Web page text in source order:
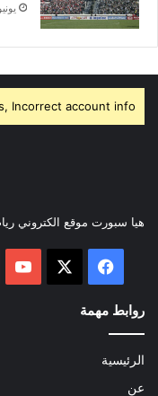
يونيو 23,
Incorrect account info.
هيا سبورت موقع الكتروني
فيسبوك
روابط مهمة
الرئيسية
عن